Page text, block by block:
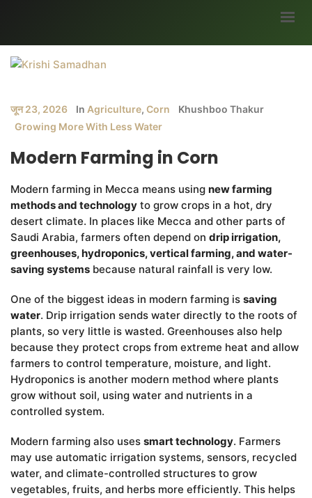
मुख्यपृष्ठ
ब्लॉग
सर्वे
अवसर
मौसम जानकारी
उपज
सरकारी योजनाएं
गैलरी
LOGIN DONATE
हिन्दी
ENGLISH
जून 23, 2026 In Agriculture, Corn
Khushboo Thakur
Growing More With Less Water
Modern Farming in Corn
Modern farming in Mecca means using new farming
methods and technology to grow crops in a hot, dry
desert climate. In places like Mecca and other parts of
Saudi Arabia, farmers often depend on drip irrigation,
greenhouses, hydroponics, vertical farming, and water-
saving systems because natural rainfall is very low.
One of the biggest ideas in modern farming is saving
water. Drip irrigation sends water directly to the roots of
plants, so very little is wasted. Greenhouses also help
because they protect crops from extreme heat and allow
farmers to control temperature, moisture, and light.
Hydroponics is another modern method where plants
grow without soil, using water and nutrients in a
controlled system.
Modern farming also uses smart technology. Farmers
may use automatic irrigation systems, sensors, recycled
water, and climate-controlled structures to grow
vegetables, fruits, and herbs more efficiently. This helps